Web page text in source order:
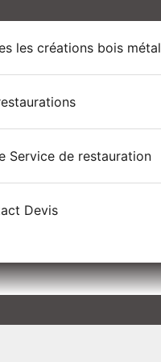
les créations bois métal
Service de restauration
Devis